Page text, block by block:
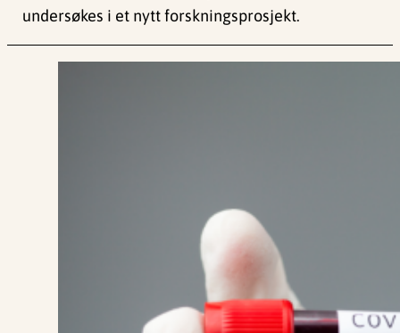
undersøkes i et nytt forskningsprosjekt.